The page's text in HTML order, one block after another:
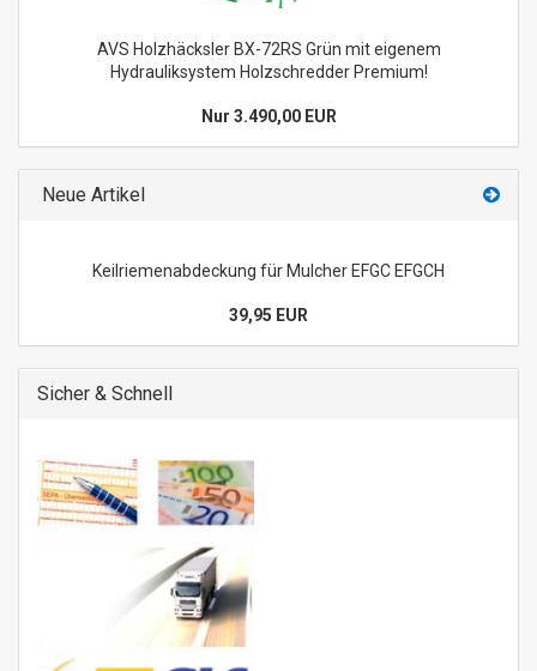
AVS Holzhäcksler BX-72RS Grün mit eigenem
Hydrauliksystem Holzschredder Premium!
Nur 3.490,00 EUR
Neue Artikel
Keilriemenabdeckung für Mulcher EFGC EFGCH
39,95 EUR
Sicher & Schnell